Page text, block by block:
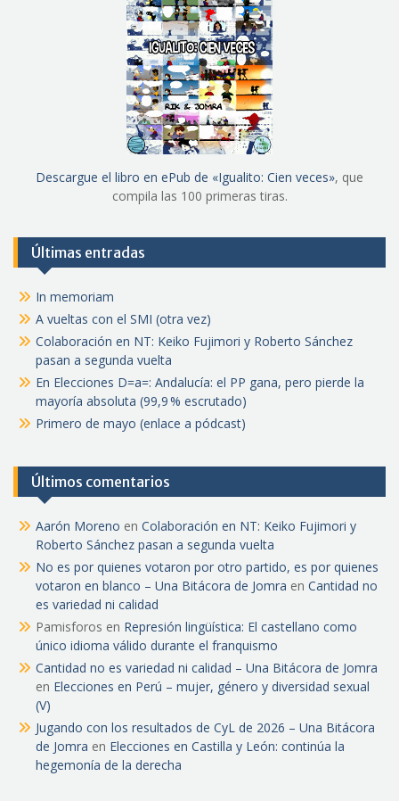
Descargue el libro en ePub de «Igualito: Cien veces», que
compila las 100 primeras tiras.
Últimas entradas
In memoriam
A vueltas con el SMI (otra vez)
Colaboración en NT: Keiko Fujimori y Roberto Sánchez
pasan a segunda vuelta
En Elecciones D=a=: Andalucía: el PP gana, pero pierde la
mayoría absoluta (99,9 % escrutado)
Primero de mayo (enlace a pódcast)
Últimos comentarios
Aarón Moreno en Colaboración en NT: Keiko Fujimori y
Roberto Sánchez pasan a segunda vuelta
No es por quienes votaron por otro partido, es por quienes
votaron en blanco – Una Bitácora de Jomra en Cantidad no
es variedad ni calidad
Pamisforos en Represión lingüística: El castellano como
único idioma válido durante el franquismo
Cantidad no es variedad ni calidad – Una Bitácora de Jomra
en Elecciones en Perú – mujer, género y diversidad sexual
(V)
Jugando con los resultados de CyL de 2026 – Una Bitácora
de Jomra en Elecciones en Castilla y León: continúa la
hegemonía de la derecha